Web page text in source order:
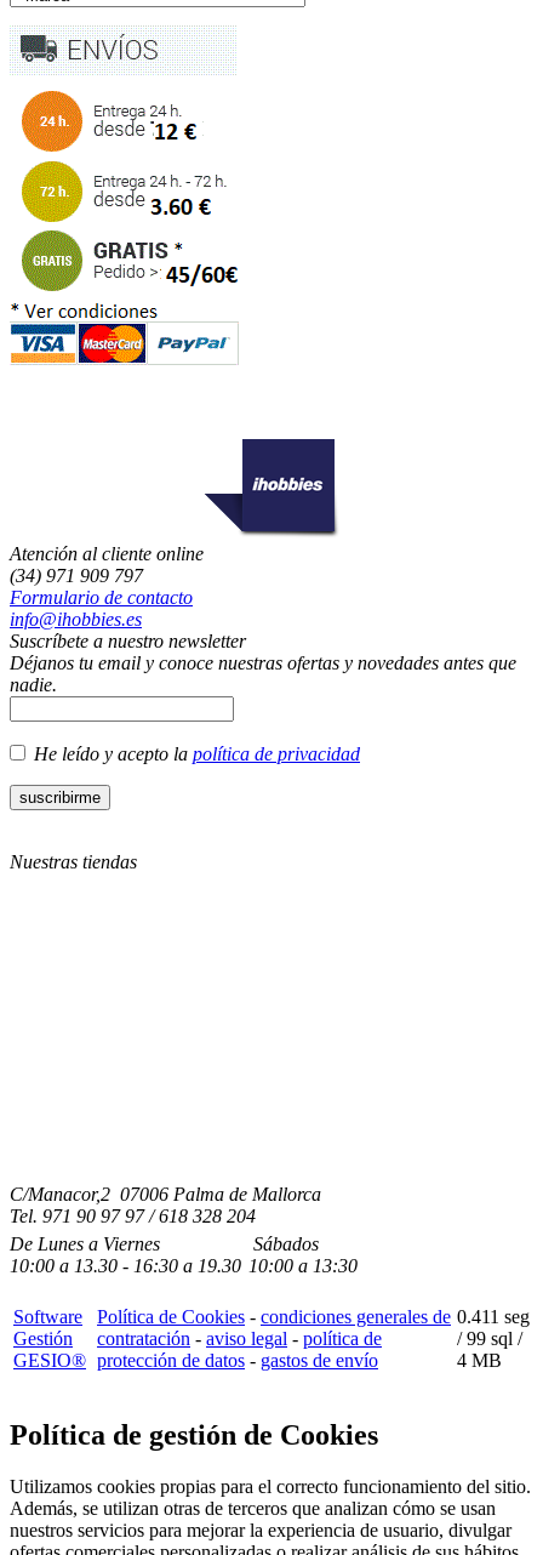
Atención al cliente online
(34) 971 909 797
Formulario de contacto
info@ihobbies.es
Suscríbete a nuestro newsletter
Déjanos tu email y conoce nuestras ofertas y novedades antes que
nadie.
He leído y acepto la política de privacidad
Nuestras tiendas
C/Manacor,2 07006 Palma de Mallorca
Tel. 971 90 97 97 / 618 328 204
De Lunes a Viernes
10:00 a 13.30 - 16:30 a 19.30
Sábados
10:00 a 13:30
Software
Gestión
GESIO®
Política de Cookies - condiciones generales de
contratación - aviso legal - política de
protección de datos - gastos de envío
0.411 seg
/99 sql /
4 MB
Política de gestión de Cookies
Utilizamos cookies propias para el correcto funcionamiento del sitio.
Además, se utilizan otras de terceros que analizan cómo se usan
nuestros servicios para mejorar la experiencia de usuario, divulgar